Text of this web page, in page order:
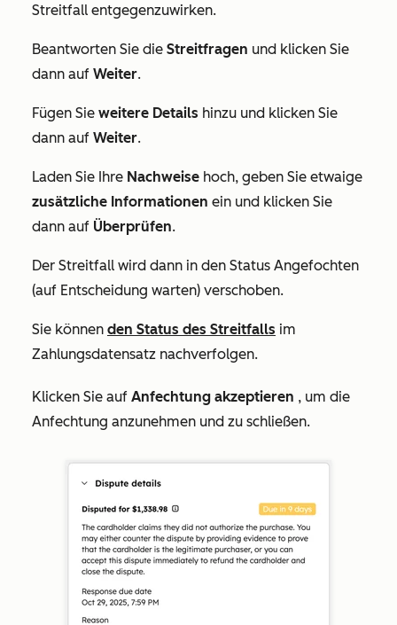
Streitfall entgegenzuwirken.
Beantworten Sie die Streitfragen und klicken Sie
dann auf Weiter.
Fügen Sie weitere Details hinzu und klicken Sie
dann auf Weiter.
Laden Sie Ihre Nachweise hoch, geben Sie etwaige
zusätzliche Informationen ein und klicken Sie
dann auf Überprüfen.
Der Streitfall wird dann in den Status Angefochten
(auf Entscheidung warten) verschoben.
Sie können den Status des Streitfalls im
Zahlungsdatensatz nachverfolgen.
Klicken Sie auf Anfechtung akzeptieren , um die
Anfechtung anzunehmen und zu schließen.